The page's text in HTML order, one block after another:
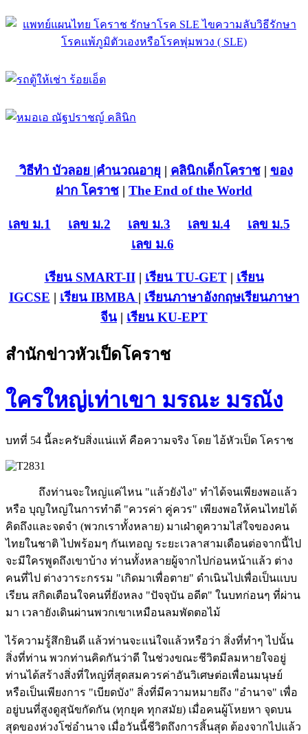
วิธีทำ บัวลอย |คำนวณอายุ | คลินิกเด็กโคราช| ของ
ฝาก โคราช | The End of the World
เลข ม.1 เลข ม.2 เลข ม.3 เลข ม.4
เลข ม.5
เลข ม.6
เรียน SMART-II| เรียน TU-GET| เรียน
IGCSE | เรียน IBMBA | เรียนภาษาอังกฤษเรียนภาษา
จีน | เรียน KU-EPT
สำนักข่าวหัวเป็ดโคราช
ใครใหญ่เท่าเขา มรณะ มรณัง
บทที่ 54 นี้ละครับสิ่งแน่แท้ คือความจริง โดย ไอ้หัวเป็ด โคราช
ถึงท่านจะใหญ่แค่ไหน "แล้วยังไง" ทำได้จนเพียงพอแล้ว
หรือ บุญใหญ่ในการทำดี "ควรค่า คู่ควร" เพียงพอให้คนไทยได้
คิดถึงและจดจำ (พวกเราทั้งหลาย) มาเฝ่าดูความไส่ใจของคน
ไทยในชาติ ไปพร้อมๆ กันเทอญ ระยะเวลาสามเดือนต่อจากนี้ไป
จะมีใครพูดถึงเขาบ้าง ท่านทั้งหลายผู้จากไปก่อนหน้าแล้ว ต่าง
คนที่ไป ต่างวาระกรรม "เกิดมาเพื่อตาย" ดำเนินไปเพื่อเป็นแบบ
เรียน สกิดเตือนใจคนที่ยังหลง "ปัจจุบัน อดีต" ในบทก่อนๆ ที่ผ่าน
มา เวลายังเดินผ่านพวกเขาเหมือนลมพัดตอไม้
ไร้ความรู้สึกยินดี แล้วท่านจะแน่ใจแล้วหรือว่า สิ่งที่ทำๆ ไปนั้น
สิ่งที่ท่าน พวกท่านคิดกันว่าดี ในช่วงขณะชีวิตมีลมหายใจอยู่
ท่านได้สร้างสิ่งที่ใหญ่ที่สุดสมควรค่าอันวิเศษต่อเพื่อนมนุษย์
หรือเป็นเพียงการ "เบียดบัง" สิ่งที่มีความหมายถึง "อำนาจ" เพื่อ
อยู่บนที่สูงดูสุนัขกัดกัน (ทุกยุค ทุกสมัย) เมื่อคนผู้โหยหา จุดบน
สุดของห่วงโซ่อำนาจ เมื่อวันนี้ชีวิตถึงการสิ้นสุด ต้องจากไปแล้ว